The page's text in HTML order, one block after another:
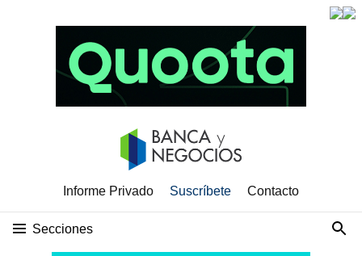
Informe Privado Suscríbete Contacto
Secciones